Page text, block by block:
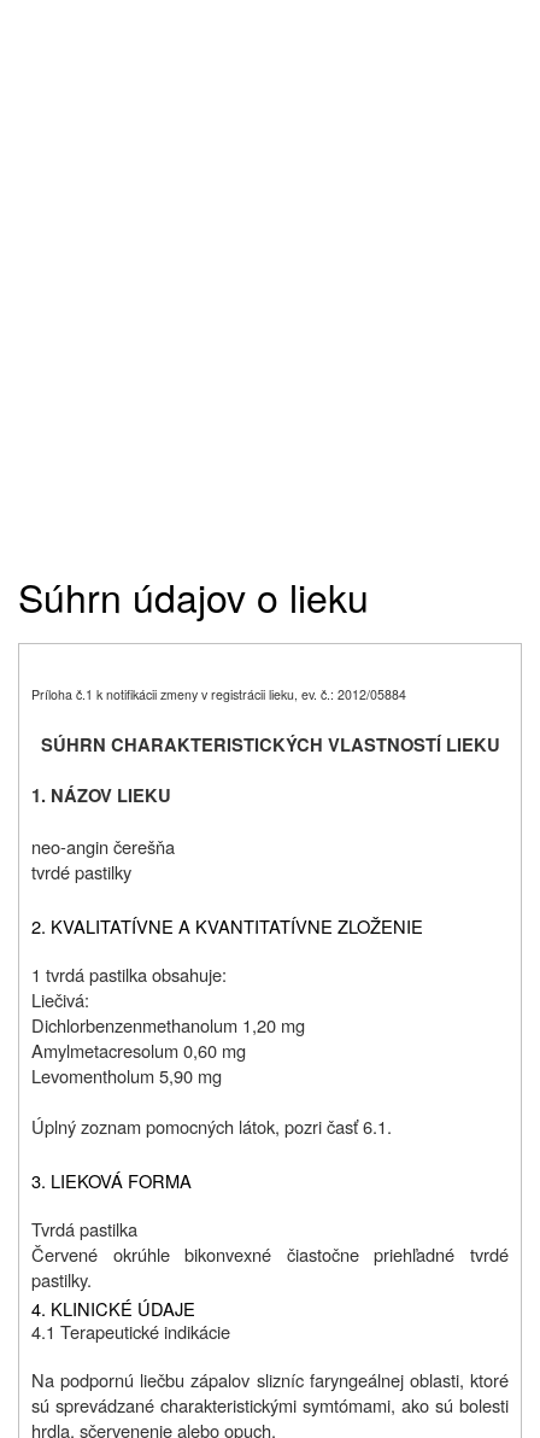
Súhrn údajov o lieku
Príloha č.1 k notifikácii zmeny v registrácii lieku, ev. č.: 2012/05884
SÚHRN CHARAKTERISTICKÝCH VLASTNOSTÍ LIEKU
1. NÁZOV LIEKU
neo-angin čerešňa
tvrdé pastilky
2. KVALITATÍVNE A KVANTITATÍVNE ZLOŽENIE
1 tvrdá pastilka obsahuje:
Liečivá:
Dichlorbenzenmethanolum 1,20 mg
Amylmetacresolum 0,60 mg
Levomentholum 5,90 mg
Úplný zoznam pomocných látok, pozri časť 6.1.
3. LIEKOVÁ FORMA
Tvrdá pastilka
Červené okrúhle bikonvexné čiastočne priehľadné tvrdé
pastilky.
4. KLINICKÉ ÚDAJE
4.1 Terapeutické indikácie
Na podpornú liečbu zápalov slizníc faryngeálnej oblasti, ktoré
sú sprevádzané charakteristickými symtómami, ako sú bolesti
hrdla, sčervenenie alebo opuch.